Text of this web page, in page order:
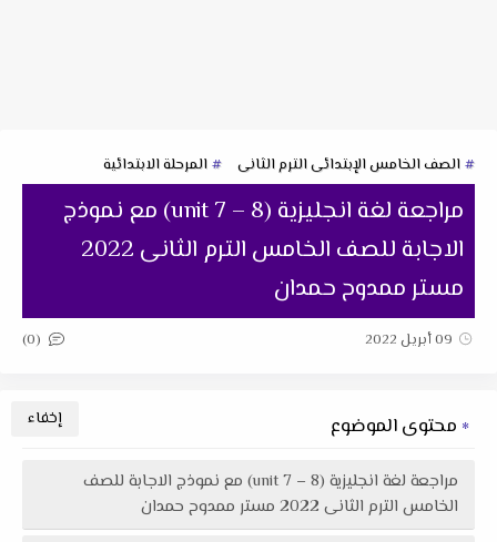
الصف الخامس الإبتدائى الترم الثانى المرحلة الابتدائية
مراجعة لغة انجليزية (unit 7 – 8) مع نموذج
الاجابة للصف الخامس الترم الثانى 2022
مستر ممدوح حمدان
09 أبريل 2022 (0)
محتوى الموضوع
مراجعة لغة انجليزية (unit 7 – 8) مع نموذج الاجابة للصف
الخامس الترم الثانى 2022 مستر ممدوح حمدان